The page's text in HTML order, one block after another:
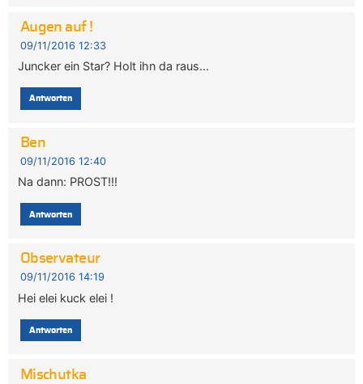
Augen auf !
09/11/2016 12:33
Juncker ein Star? Holt ihn da raus…
Antworten
Ben
09/11/2016 12:40
Na dann: PROST!!!
Antworten
Observateur
09/11/2016 14:19
Hei elei kuck elei !
Antworten
Mischutka